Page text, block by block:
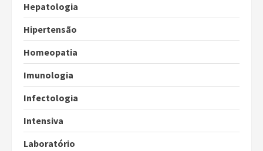
Hepatologia
Hipertensão
Homeopatia
Imunologia
Infectologia
Intensiva
Laboratório